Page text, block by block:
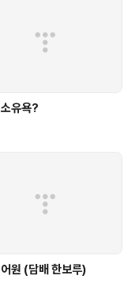
유욕?
원 (담배 한보루)